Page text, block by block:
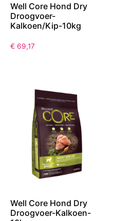
Well Core Hond Dry
Droogvoer-
Kalkoen/Kip-10kg
€ 69,17
Well Core Hond Dry
Droogvoer-Kalkoen-